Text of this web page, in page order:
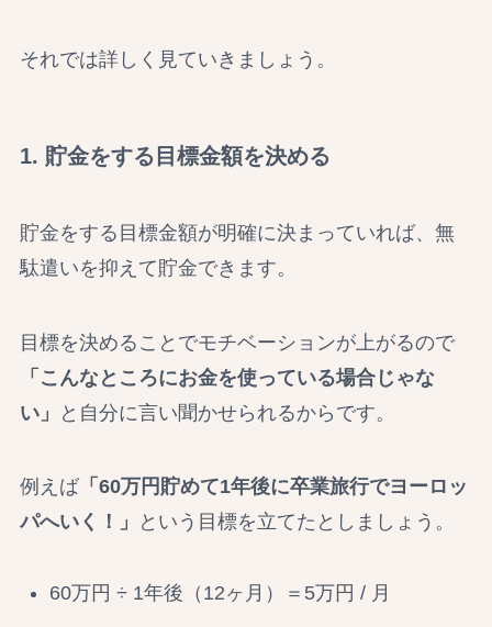
それでは詳しく見ていきましょう。
1. 貯金をする目標金額を決める
貯金をする目標金額が明確に決まっていれば、無
駄遣いを抑えて貯金できます。
目標を決めることでモチベーションが上がるので
「こんなところにお金を使っている場合じゃな
い」
と自分に言い聞かせられるからです。
例えば「60万円貯めて1年後に卒業旅行でヨーロッ
パへいく！」
という目標を立てたとしましょう。
60万円 ÷ 1年後（12ヶ月）＝5万円 / 月